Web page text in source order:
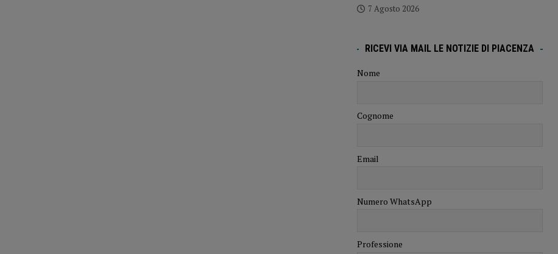
7 Agosto 2026
RICEVI VIA MAIL LE NOTIZIE DI PIACENZA
Nome
Cognome
Email
Numero WhatsApp
Professione